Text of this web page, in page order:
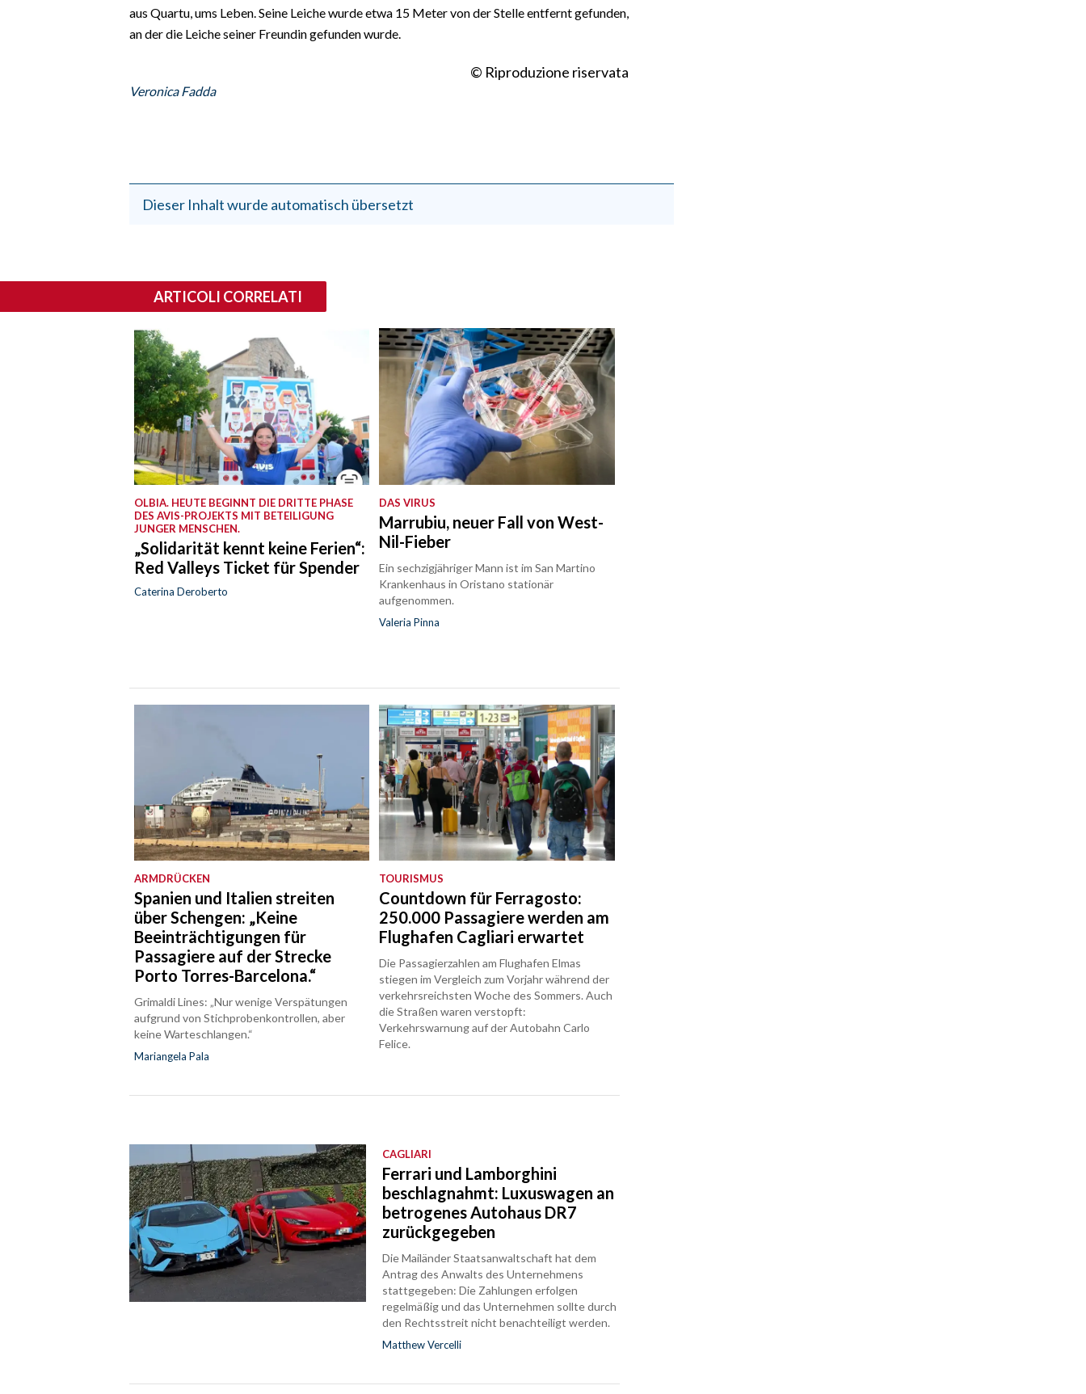
aus Quartu, ums Leben. Seine Leiche wurde etwa 15 Meter von der Stelle entfernt gefunden,
an der die Leiche seiner Freundin gefunden wurde.
© Riproduzione riservata
Veronica Fadda
Dieser Inhalt wurde automatisch übersetzt
ARTICOLI CORRELATI
OLBIA. HEUTE BEGINNT DIE DRITTE PHASE
DES AVIS-PROJEKTS MIT BETEILIGUNG
JUNGER MENSCHEN.
„Solidarität kennt keine Ferien“:
Red Valleys Ticket für Spender
Caterina Deroberto
DAS VIRUS
Marrubiu, neuer Fall von West-
Nil-Fieber
Ein sechzigjähriger Mann ist im San Martino
Krankenhaus in Oristano stationär
aufgenommen.
Valeria Pinna
ARMDRÜCKEN
Spanien und Italien streiten
über Schengen: „Keine
Beeinträchtigungen für
Passagiere auf der Strecke
Porto Torres-Barcelona.“
Grimaldi Lines: „Nur wenige Verspätungen
aufgrund von Stichprobenkontrollen, aber
keine Warteschlangen.“
Mariangela Pala
TOURISMUS
Countdown für Ferragosto:
250.000 Passagiere werden am
Flughafen Cagliari erwartet
Die Passagierzahlen am Flughafen Elmas
stiegen im Vergleich zum Vorjahr während der
verkehrsreichsten Woche des Sommers. Auch
die Straßen waren verstopft:
Verkehrswarnung auf der Autobahn Carlo
Felice.
CAGLIARI
Ferrari und Lamborghini
beschlagnahmt: Luxuswagen an
betrogenes Autohaus DR7
zurückgegeben
Die Mailänder Staatsanwaltschaft hat dem
Antrag des Anwalts des Unternehmens
stattgegeben: Die Zahlungen erfolgen
regelmäßig und das Unternehmen sollte durch
den Rechtsstreit nicht benachteiligt werden.
Matthew Vercelli